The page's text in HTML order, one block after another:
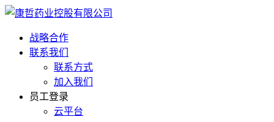
战略合作
联系我们
联系方式
加入我们
员工登录
云平台